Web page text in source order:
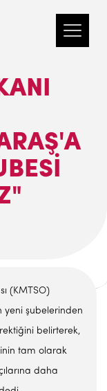
(KMTSO)
yeni şubelerinden
belirterek,
tam olarak
daha